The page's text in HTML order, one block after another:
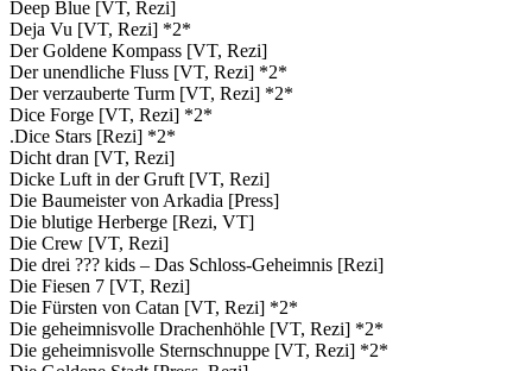
Deep Blue [VT, Rezi]
Deja Vu [VT, Rezi] *2*
Der Goldene Kompass [VT, Rezi]
Der unendliche Fluss [VT, Rezi] *2*
Der verzauberte Turm [VT, Rezi] *2*
Dice Forge [VT, Rezi] *2*
.Dice Stars [Rezi] *2*
Dicht dran [VT, Rezi]
Dicke Luft in der Gruft [VT, Rezi]
Die Baumeister von Arkadia [Press]
Die blutige Herberge [Rezi, VT]
Die Crew [VT, Rezi]
Die drei ??? kids – Das Schloss-Geheimnis [Rezi]
Die Fiesen 7 [VT, Rezi]
Die Fürsten von Catan [VT, Rezi] *2*
Die geheimnisvolle Drachenhöhle [VT, Rezi] *2*
Die geheimnisvolle Sternschnuppe [VT, Rezi] *2*